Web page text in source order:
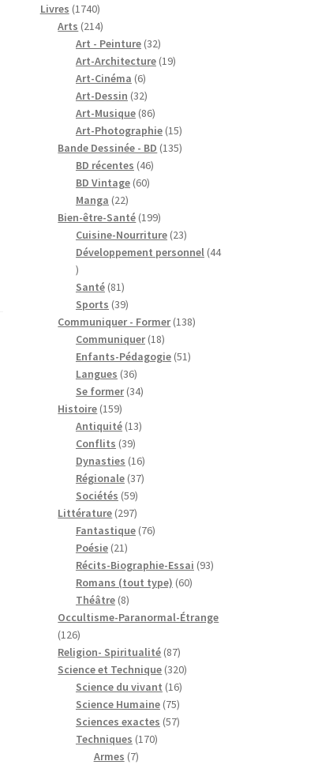
Livres 17401740
produits
Arts 214214
produits
Art - Peinture 3232
produits
Art-Architecture 1919
Art-Cinéma 66
produits
Art-Dessin 3232
produits
Art-Musique 8686
produits
Art-Photographie 1515
produits
Bande Dessinée - BD 135135
BD récentes 4646
BD Vintage 6060
Manga 2222
produits
Bien-être-Santé 199199
produits
Cuisine-Nourriture 2323
produits
Développement personnel 44
44
produits
Santé 8181
produits
Sports 3939
produits
Communiquer - Former 138138
Communiquer 1818
produits
Enfants-Pédagogie 5151
Langues 3636
produits
Se former 3434
Histoire 159159
produits
Antiquité 1313
Conflits 3939
produits
Dynasties 1616
produits
Régionale 3737
Sociétés 5959
produits
Littérature 297297
produits
Fantastique 7676
Poésie 2121
produits
Récits-Biographie-Essai 9393
Romans (tout type) 6060
Théâtre 88
produits
Occultisme-Paranormal-Étrange
126126
produits
Religion- Spiritualité 8787
produits
Science et Technique 320320
Science du vivant 1616
produits
Science Humaine 7575
produits
Sciences exactes 5757
Techniques 170170
Armes 77